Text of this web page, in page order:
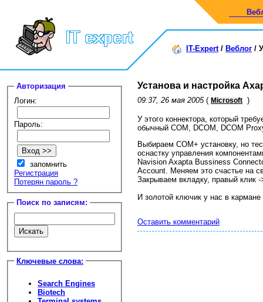
IT-Expert/ Веблог /
Авторизация
Логин:
Пароль:
запомнить
Регистрация
Потерян пароль ?
Поиск по записям:
Ключевые слова:
Search Engines
Biotech
Установа и настройка
09:37, 26 мая 2005 ( Microsoft )
У этого коннектора, который
обычный COM, DCOM, DCOM
Выбираем COM+ установку, но
оснастку управления
Navision Axapta Bussiness
Account. Меняем это счастье на
Закрываем вкладку, правый клик
И золотой ключик у нас в кармане
Оставить комментарий